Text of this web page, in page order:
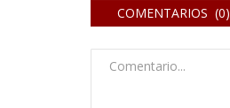
COMENTARIOS (0)